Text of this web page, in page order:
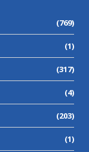
(769)
(1)
(317)
(4)
(203)
(1)